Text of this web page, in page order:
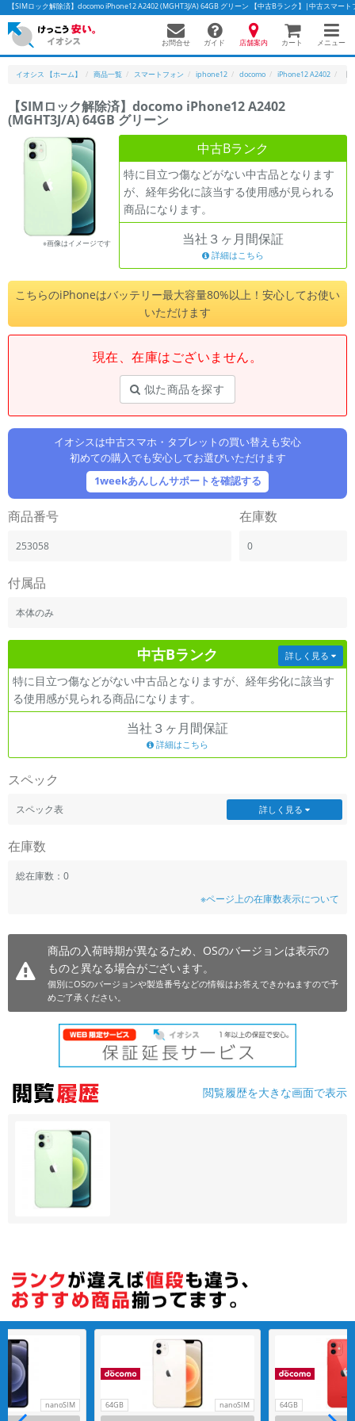
【SIMロック解除済】docomo iPhone12 A2402 (MGHT3J/A) 64GB グリーン 【中古Bランク】|中古スマー
お問合せ ガイド 店舗案内 カート メニュー
イオシス 【ホーム】 商品一覧 スマートフォン iphone12 docomo iPhone12 A2402 【
【SIMロック解除済】docomo iPhone12 A2402
(MGHT3J/A) 64GB グリーン
※画像はイメージです
中古Bランク
特に目立つ傷などがない中古品となります
が、経年劣化に該当する使用感が見られる
商品になります。
当社３ヶ月間保証
詳細はこちら
こちらのiPhoneはバッテリー最大容量80%以上！安心してお使い
いただけます
現在、在庫はございません。
似た商品を探す
イオシスは中古スマホ・タブレットの買い替えも安心
初めての購入でも安心してお選びいただけます
1weekあんしんサポートを確認する
商品番号
253058
在庫数
0
付属品
本体のみ
中古Bランク
特に目立つ傷などがない中古品となりますが、経年劣化に該当す
る使用感が見られる商品になります。
詳しく見る
当社３ヶ月間保証
詳細はこちら
スペック
スペック表 詳しく見る
在庫数
総在庫数：0
※ページ上の在庫数表示について
商品の入荷時期が異なるため、OSのバージョンは表示の
ものと異なる場合がございます。
個別にOSのバージョンや製造番号などの情報はお答えできかねますので予
めご了承ください。
閲覧履歴を大きな画面で表示
nanoSIM 64GB nanoSIM 64GB
かんたんパソコン検索に切り替える
フリーワード
人気の検索ワード：Let's note
「スマートフォン」「タブレット」など
シリーズ
「iPhone」「Xperia」「Galaxy」など
「Apple」「SONY」「SHARP」など
機能・特徴
商品の搭載機能による絞り込み
「5G対応」「防水」「ワンセグ」など
ドライブ
ドライブの絞り込み
ランク
「新品」「未使用」「中古」など
CPU
OSの絞り込み
メモリ
年 月 まで
各項目のチェックボックスは「or検索」となります。
ただし機能別のみ「and検索」となります。